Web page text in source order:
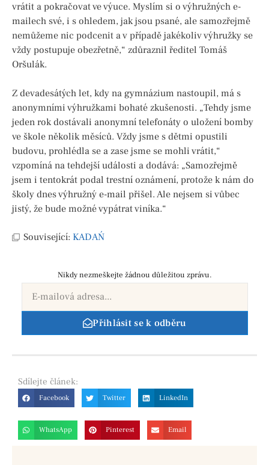
vrátit a pokračovat ve výuce. Myslím si o výhružných e-
mailech své, i s ohledem, jak jsou psané, ale samozřejmě
nemůžeme nic podcenit a v případě jakékoliv výhružky se
vždy postupuje obezřetně,“ zdůraznil ředitel Tomáš
Oršulák.
Z devadesátých let, kdy na gymnázium nastoupil, má s
anonymními výhružkami bohaté zkušenosti. „Tehdy jsme
jeden rok dostávali anonymní telefonáty o uložení bomby
ve škole několik měsíců. Vždy jsme s dětmi opustili
budovu, prohlédla se a zase jsme se mohli vrátit,“
vzpomíná na tehdejší události a dodává: „Samozřejmě
jsem i tentokrát podal trestní oznámení, protože k nám do
školy dnes výhružný e-mail přišel. Ale nejsem si vůbec
jistý, že bude možné vypátrat viníka.“
Související: KADAŃ
Nikdy nezmeškejte žádnou důležitou zprávu.
Přihlásit se k odběru
Sdílejte článek:
Facebook Twitter LinkedIn
WhatsApp Pinterest Email